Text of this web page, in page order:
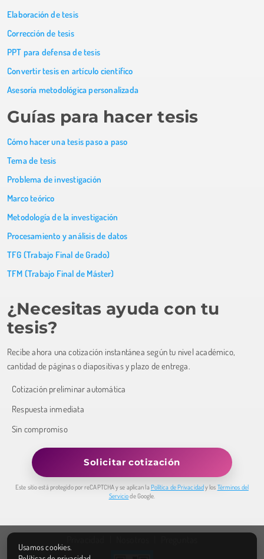
Elaboración de tesis
Corrección de tesis
PPT para defensa de tesis
Convertir tesis en artículo científico
Asesoría metodológica personalizada
Guías para hacer tesis
Cómo hacer una tesis paso a paso
Tema de tesis
Problema de investigación
Marco teórico
Metodología de la investigación
Procesamiento y análisis de datos
TFG (Trabajo Final de Grado)
TFM (Trabajo Final de Máster)
¿Necesitas ayuda con tu
tesis?
Recibe ahora una cotización instantánea según tu nivel académico,
cantidad de páginas o diapositivas y plazo de entrega.
Cotización preliminar automática
Respuesta inmediata
Sin compromiso
Solicitar cotización
Este sitio está protegido por reCAPTCHA y se aplican la Política de Privacidady los Términos del
Serviciode Google.
Usamos cookies.